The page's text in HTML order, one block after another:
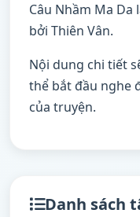
Câu Nhầm Ma
bởi Thiên Vân.
Nội dung chi tiết
thể bắt đầu nghe
của truyện.
Danh sách